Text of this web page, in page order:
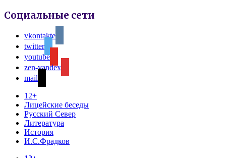
Социальные сети
vkontakte
twitter
youtube
zen-yandex
mail
12+
Лицейские беседы
Русский Север
Литература
История
И.С.Фрадков